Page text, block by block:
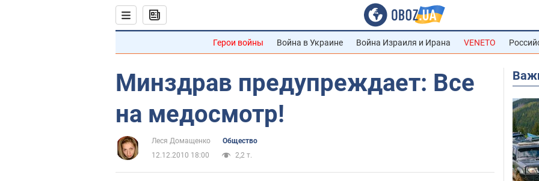
Герои войны Война в Украине Война Израиля и Ирана VENETO
Минздрав предупреждает: Все
на медосмотр!
Леся Домащенко
Общество
12.12.2010 18:00
2,2 т.